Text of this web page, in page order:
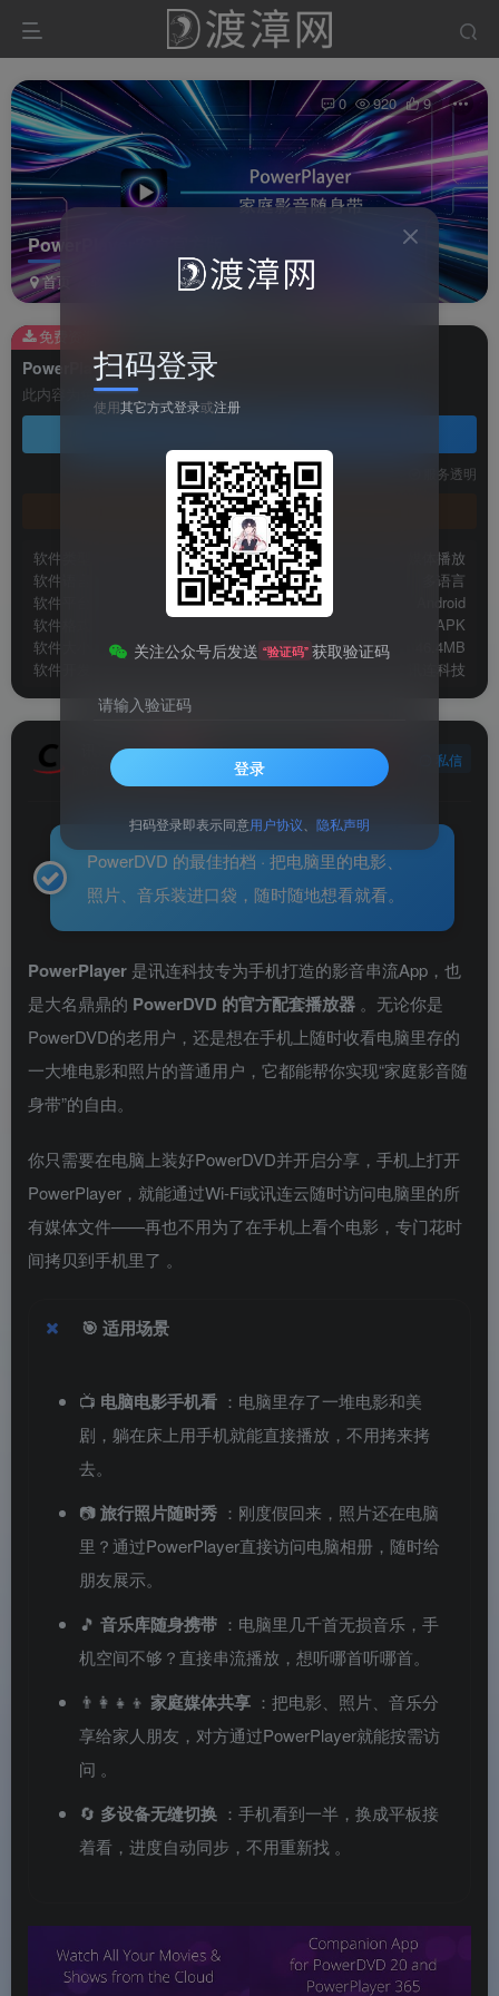
PowerPlayer安卓官方版
首页 影视软件 正文
0 920 9
PowerPlayer安卓官方版
此内容为免费资源，请登录后查看
技术支持 服务透明
官方地址
软件类型
媒体播放
软件语言
多语言
软件平台
Android
软件格式
APK
软件大小
46.4MB
软件开发
讯连科技
免费资源
讯连科技
6年前发布
关注 私信
PowerDVD 的最佳拍档 · 把电脑里的电影、
照片、音乐装进口袋，随时随地想看就看。
PowerPlayer 是讯连科技专为手机打造的影音串流App，也
是大名鼎鼎的 PowerDVD 的官方配套播放器 。无论你是
PowerDVD的老用户，还是想在手机上随时收看电脑里存的
一大堆电影和照片的普通用户，它都能帮你实现“家庭影音随
身带”的自由。
你只需要在电脑上装好PowerDVD并开启分享，手机上打开
PowerPlayer，就能通过Wi-Fi或讯连云随时访问电脑里的所
有媒体文件——再也不用为了在手机上看个电影，专门花时
间拷贝到手机里了 。
🎯 适用场景
📺 电脑电影手机看 ：电脑里存了一堆电影和美
剧，躺在床上用手机就能直接播放，不用拷来拷
去。
📷旅行照片随时秀 ：刚度假回来，照片还在电脑
里？通过PowerPlayer直接访问电脑相册，随时给
朋友展示。
🎵 音乐库随身携带 ：电脑里几千首无损音乐，手
机空间不够？直接串流播放，想听哪首听哪首。
👨‍👩‍👧‍👦 家庭媒体共享 ：把电影、照片、音乐分
享给家人朋友，对方通过PowerPlayer就能按需访
问 。
🔄 多设备无缝切换 ：手机看到一半，换成平板接
着看，进度自动同步，不用重新找 。
扫码登录
使用其它方式登录或注册
关注公众号后发送 “验证码” 获取验证码
请输入验证码
登录
扫码登录即表示同意用户协议 隐私声明